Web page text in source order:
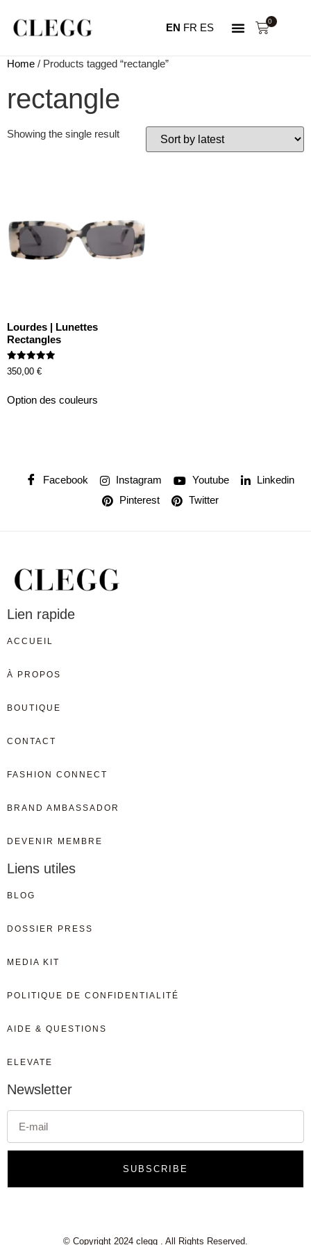
EN FR ES
0
Home / Products tagged “rectangle”
rectangle
Showing the single result
Lourdes | Lunettes
Rectangles
Rated
5.00
350,00 €
Option des couleurs
Facebook Instagram Youtube
Linkedin
Pinterest
Twitter
Lien rapide
ACCUEIL
À PROPOS
BOUTIQUE
CONTACT
FASHION CONNECT
BRAND AMBASSADOR
DEVENIR MEMBRE
Liens utiles
BLOG
DOSSIER PRESS
MEDIA KIT
POLITIQUE DE CONFIDENTIALITÉ
AIDE & QUESTIONS
ELEVATE
Newsletter
SUBSCRIBE
© Copyright 2024 clegg . All Rights Reserved.